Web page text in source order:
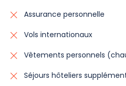
Assurance personnelle
Vols internationaux
Vêtements personnels
Séjours hôteliers